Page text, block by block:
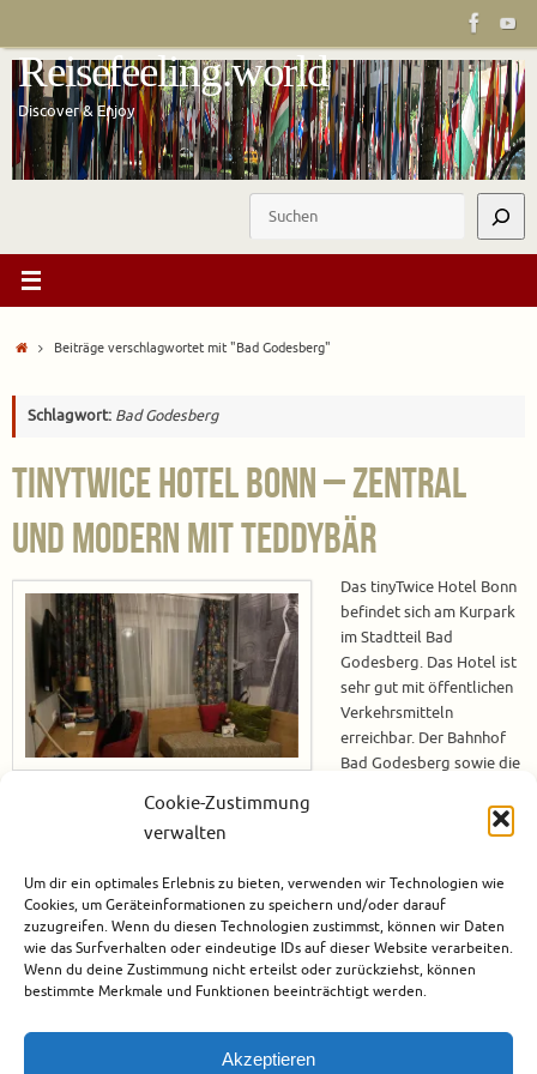
Cookie-Zustimmung
verwalten
Um dir ein optimales Erlebnis zu bieten, verwenden wir Technologien wie
Cookies, um Geräteinformationen zu speichern und/oder darauf
zuzugreifen. Wenn du diesen Technologien zustimmst, können wir Daten
wie das Surfverhalten oder eindeutige IDs auf dieser Website verarbeiten.
Wenn du deine Zustimmung nicht erteilst oder zurückziehst, können
bestimmte Merkmale und Funktionen beeinträchtigt werden.
Akzeptieren
springen
Reisefeeling.world
Discover & Enjoy
StartBeiträge verschlagwortet mit "Bad Godesberg"
Schlagwort: Bad Godesberg
tinyTwice Hotel Bonn – Zentral
und modern mit Teddybär
Das tinyTwice Hotel Bonn
befindet sich am Kurpark
im Stadtteil Bad
Godesberg. Das Hotel ist
sehr gut mit öffentlichen
Verkehrsmitteln
erreichbar. Der Bahnhof
Bad Godesberg sowie die
Buslinien und auch die Straßenbahn befinden sich in unmittelbarer Nähe
des Hotels. Wer mit dem PKW anreist, kann den kostenpflichtigen
eine Nacht im tinyTwice Hotel Bonn, aber ich kann…
Weiterlesen
Dezember 6, 2023 Bonn,Deutschland,Europa,Hotels 0